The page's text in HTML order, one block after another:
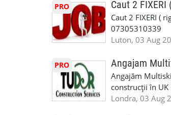
informații,
PRO Caut 2 FIXERI
Caut 2 FIXERI (
07305310339
Luton, 03 Aug
PRO Angajam
Angajăm
construcții în UK
specializate
Londra, 03 Aug